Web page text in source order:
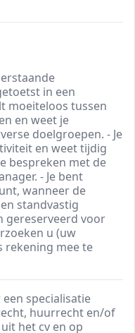
in een
moeiteloos tussen
en weet je
doelgroepen. - Je
en weet tijdig
bespreken met de
- Je bent
wanneer de
standvastig
gereserveerd voor
u (uw
rekening mee te
specialisatie
huurrecht en/of
het cv en op